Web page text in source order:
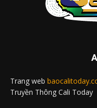
Trang web
Truyền Thông Cali Today